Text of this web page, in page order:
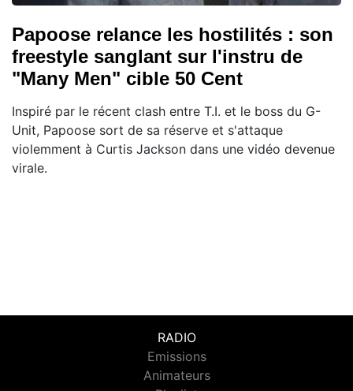
Papoose relance les hostilités : son
freestyle sanglant sur l'instru de
"Many Men" cible 50 Cent
Inspiré par le récent clash entre T.I. et le boss du G-
Unit, Papoose sort de sa réserve et s'attaque
violemment à Curtis Jackson dans une vidéo devenue
virale.
RADIO
Emissions
Animateurs